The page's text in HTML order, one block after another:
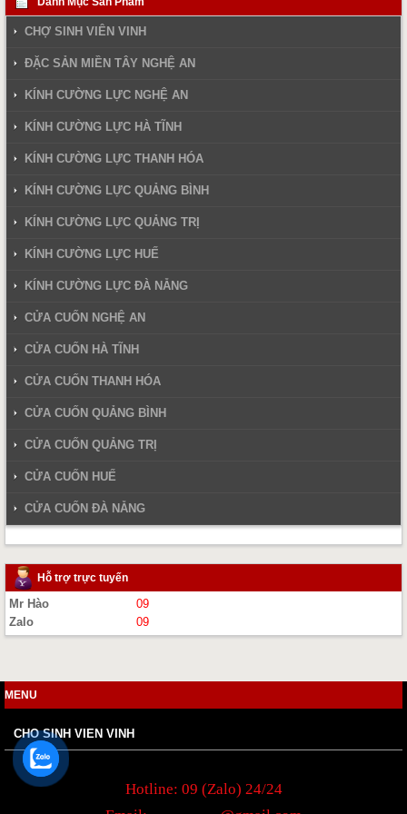
CHỢ SINH VIÊN VINH
ĐẶC SẢN MIỀN TÂY NGHỆ AN
KÍNH CƯỜNG LỰC NGHỆ AN
KÍNH CƯỜNG LỰC HÀ TĨNH
KÍNH CƯỜNG LỰC THANH HÓA
KÍNH CƯỜNG LỰC QUẢNG BÌNH
KÍNH CƯỜNG LỰC QUẢNG TRỊ
KÍNH CƯỜNG LỰC HUẾ
KÍNH CƯỜNG LỰC ĐÀ NẴNG
CỬA CUỐN NGHỆ AN
CỬA CUỐN HÀ TĨNH
CỬA CUỐN THANH HÓA
CỬA CUỐN QUẢNG BÌNH
CỬA CUỐN QUẢNG TRỊ
CỬA CUỐN HUẾ
CỬA CUỐN ĐÀ NẴNG
Hỗ trợ trực tuyến
Mr Hào
09
Zalo
09
MENU
CHO SINH VIEN VINH
Hotline: 09 (Zalo) 24/24